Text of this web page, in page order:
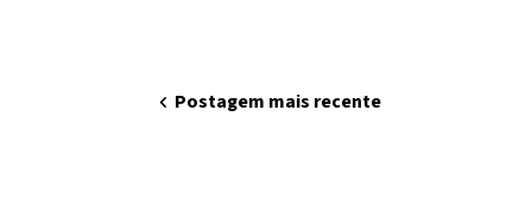
chevron_left Postagem mais recente